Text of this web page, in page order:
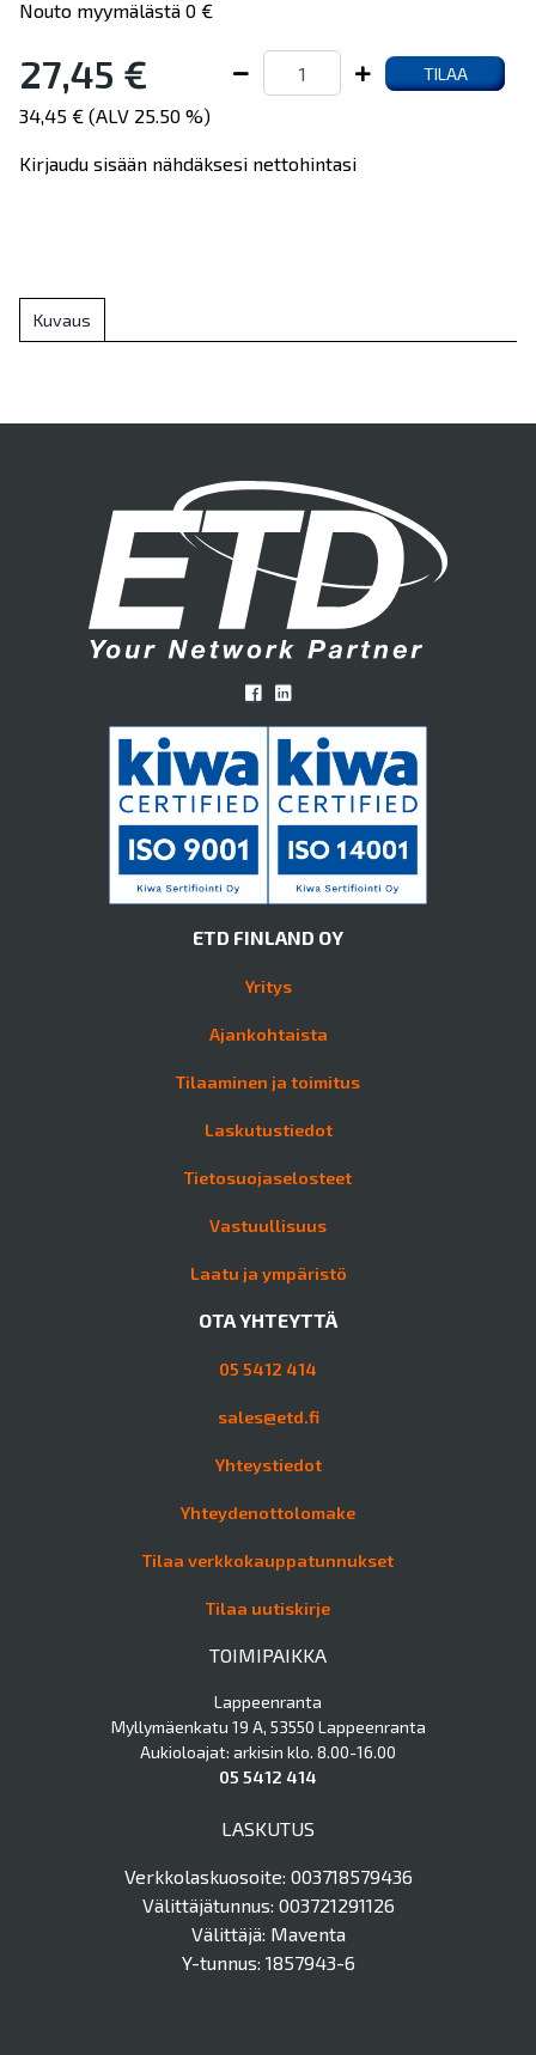
Nouto myymälästä 0 €
27,45 € TILAA
34,45 € (ALV 25.50 %)
Kirjaudu sisään nähdäksesi nettohintasi
Kuvaus
ETD FINLAND OY
Yritys
Ajankohtaista
Tilaaminen ja toimitus
Laskutustiedot
Tietosuojaselosteet
Vastuullisuus
Laatu ja ympäristö
OTA YHTEYTTÄ
05 5412 414
sales@etd.fi
Yhteystiedot
Yhteydenottolomake
Tilaa verkkokauppatunnukset
Tilaa uutiskirje
TOIMIPAIKKA
Lappeenranta
Myllymäenkatu 19 A, 53550 Lappeenranta
Aukioloajat: arkisin klo. 8.00-16.00
05 5412 414
LASKUTUS
Verkkolaskuosoite: 003718579436
Välittäjätunnus: 003721291126
Välittäjä: Maventa
Y-tunnus: 1857943-6